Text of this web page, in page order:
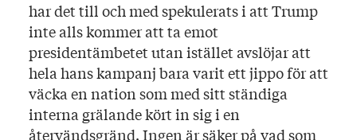
har det till och med spekulerats i att Trump
inte alls kommer att ta emot
presidentämbetet utan istället avslöjar att
hela hans kampanj bara varit ett jippo för att
väcka en nation som med sitt ständiga
interna grälande kört in sig i en
återvändsgränd. Ingen är säker på vad som